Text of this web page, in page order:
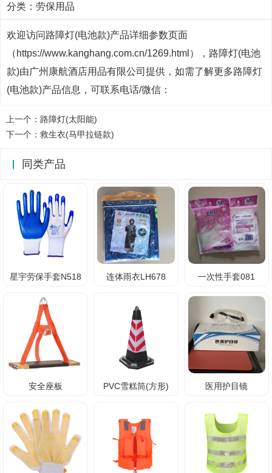
分类： 劳保用品
欢迎访问路障灯(电池款)产品详细参数页面
（https://www.kanghang.com.cn/1269.html），路障灯(电池
款)由广州康航酒店用品有限公司提供，如需了解更多路障灯
(电池款)产品信息，可联系电话/微信：
上一个： 路障灯(太阳能)
下一个： 救生衣(马甲拉链款)
同类产品
星宇劳保手套N518 连体雨衣LH678 一次性手套081
安全座板 PVC雪糕筒(方形) 医用护目镜